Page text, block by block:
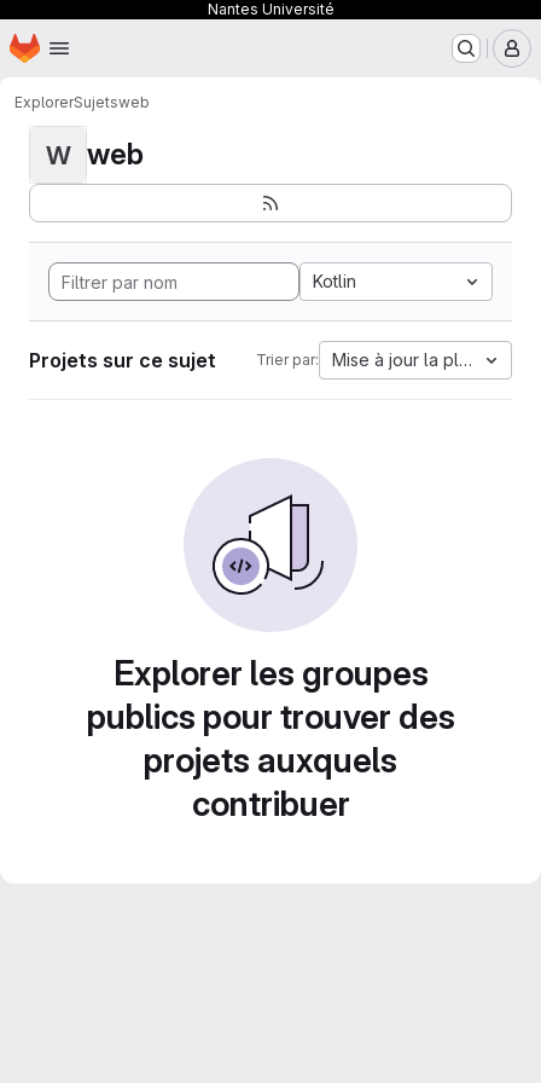
Nantes Université
Passer au contenu principal
Page d'accueil
ExplorerSujetsweb
W web
Kotlin
Projets sur ce sujet Trier par: Mise à jour la plus
Explorer les groupes
publics pour trouver des
projets auxquels
contribuer